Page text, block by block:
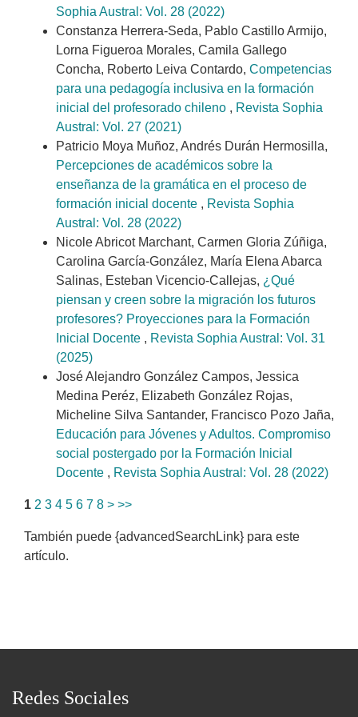
Sophia Austral: Vol. 28 (2022)
Constanza Herrera-Seda, Pablo Castillo Armijo,
Lorna Figueroa Morales, Camila Gallego
Concha, Roberto Leiva Contardo, Competencias
para una pedagogía inclusiva en la formación
inicial del profesorado chileno , Revista Sophia
Austral: Vol. 27 (2021)
Patricio Moya Muñoz, Andrés Durán Hermosilla,
Percepciones de académicos sobre la
enseñanza de la gramática en el proceso de
formación inicial docente , Revista Sophia
Austral: Vol. 28 (2022)
Nicole Abricot Marchant, Carmen Gloria Zúñiga,
Carolina García-González, María Elena Abarca
Salinas, Esteban Vicencio-Callejas, ¿Qué
piensan y creen sobre la migración los futuros
profesores? Proyecciones para la Formación
Inicial Docente , Revista Sophia Austral: Vol. 31
(2025)
José Alejandro González Campos, Jessica
Medina Peréz, Elizabeth González Rojas,
Micheline Silva Santander, Francisco Pozo Jaña,
Educación para Jóvenes y Adultos. Compromiso
social postergado por la Formación Inicial
Docente , Revista Sophia Austral: Vol. 28 (2022)
1 2 3 4 5 6 7 8 > >>
También puede {advancedSearchLink} para este
artículo.
Redes Sociales